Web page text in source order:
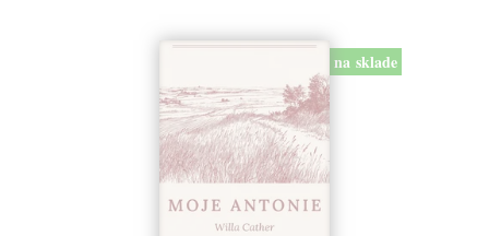
na sklade